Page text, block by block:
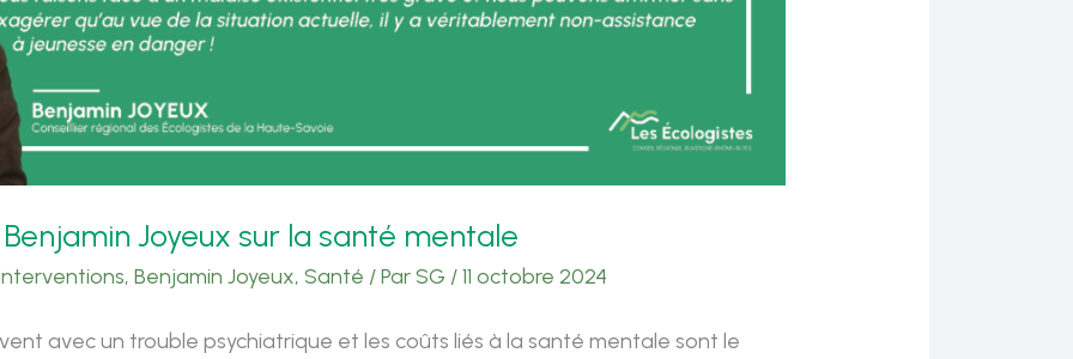
Joyeux sur la santé mentale
,Benjamin Joyeux,Santé / ParSG /11 octobre 2024
avec un trouble psychiatrique et les coûts liés à la santé mentale sont le